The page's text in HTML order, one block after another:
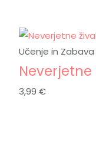
Učenje in Zabava
3,99€